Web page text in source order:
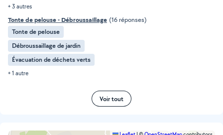
+ 3 autres
Tonte de pelouse - Débroussaillage (16 réponses)
Tonte de pelouse
Débroussaillage de jardin
Évacuation de déchets verts
+ 1 autre
Voir tout